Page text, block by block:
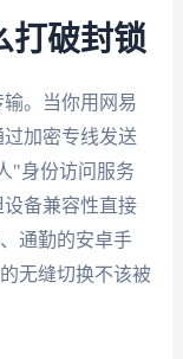
打破封锁
。当你用网易
加密专线发送
"身份访问服务
备兼容性直接
通勤的安卓手
无缝切换不该被